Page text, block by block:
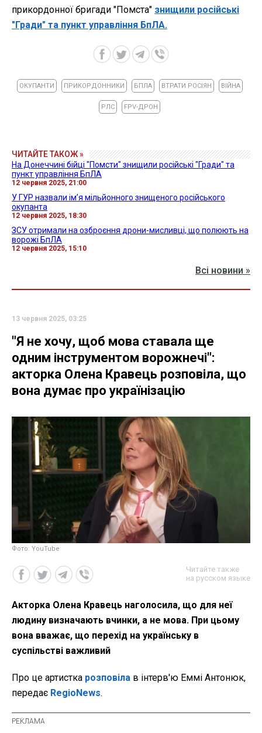
прикордонної бригади "Помста" знищили російські
"Гради" та пункт управління БпЛА.
ОКУПАНТИ ПРИКОРДОННИКИ БПЛА ВТРАТИ РОСІЯН ВІЙНА
РЛС FPV-ДРОН
ЧИТАЙТЕ ТАКОЖ »
На Донеччині бійці "Помсти" знищили російські "Гради" та
пункт управління БпЛА
12 червня 2025, 21:00
У ГУР назвали ім’я мільйонного знищеного російського
окупанта
12 червня 2025, 18:30
ЗСУ отримали на озброєння дрони-мисливці, що полюють на
ворожі БпЛА
12 червня 2025, 15:10
Всі новини »
13 червня 2025, 03:25
"Я не хочу, щоб мова ставала ще
одним інструментом ворожнечі":
акторка Олена Кравець розповіла, що
вона думає про українізацію
Фото: YouTube
Читайте также
на русском языке
Акторка Олена Кравець наголосила, що для неї
людину визначають вчинки, а не мова. При цьому
вона вважає, що перехід на українську в
суспільстві важливий
Про це артистка розповіла в інтерв'ю Еммі Антонюк,
передає RegioNews.